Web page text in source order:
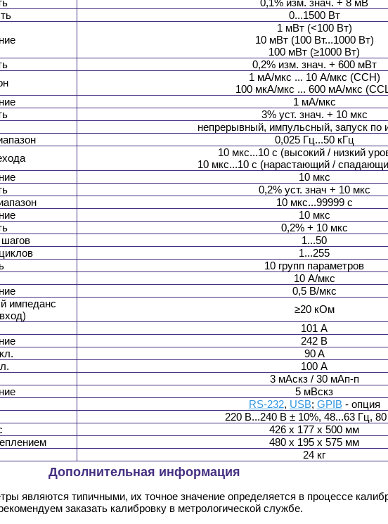
0,1% изм. знач. + 8 мВ
0...1500 Вт
1 мВт (<100 Вт)
10 мВт (100 Вт...1000 Вт)
100 мВт (≥1000 Вт)
0,2% изм. знач. + 600 мВт
1 мА/мкс ... 10 А/мкс (CCH)
100 мкА/мкс ... 600 мА/мкс
1 мА/мкс
3% уст. знач. + 10 мкс
непрерывный, импульсный, запуск по
0,025 Гц...50 кГц
10 мкс...10 с (высокий / низкий
10 мкс...10 с (нарастающий /
10 мкс
0,2% уст. знач + 10 мкс
10 мкс...99999 с
10 мкс
0,2% + 10 мкс
1...50
1...255
10 групп параметров
10 А/мкс
0,5 В/мкс
импеданс
≥20 кОм
101 А
242 В
90 A
100 А
3 мАскз / 30 мАп-п
5 мВскз
RS-232, USB; GPIB- опция
220 В...240 В ± 10%, 48...63 Гц,
426 х 177 х 500 мм
480 х 195 х 575 мм
24 кг
Дополнительная информация
являются типичными, их точное значение определяется в процессе
заказать калибровку в метрологической службе.